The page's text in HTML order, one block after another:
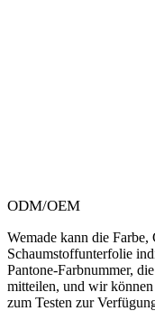
ODM/OEM
Wemade kann die
Schaumstoffunterfolie
Pantone-Farbnummer,
mitteilen, und wir
zum Testen zur